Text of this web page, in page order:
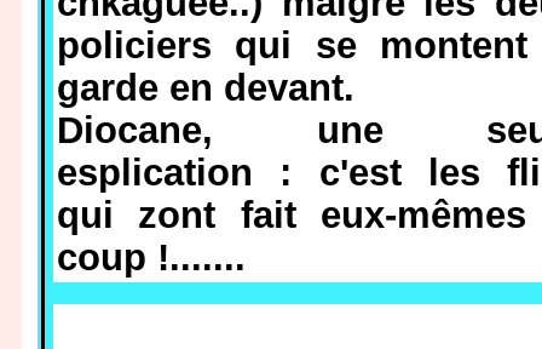
policiers qui se
garde en devant.
Diocane, une
esplication : c'est les
qui zont fait eux-
coup !.......